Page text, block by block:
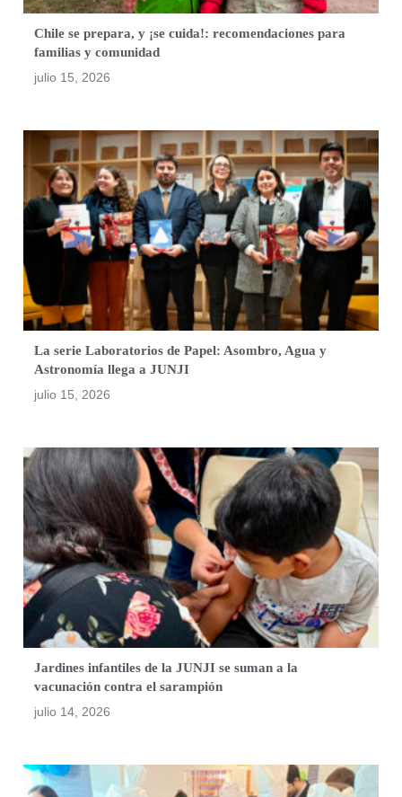
Chile se prepara, y ¡se cuida!: recomendaciones para
familias y comunidad
julio 15, 2026
La serie Laboratorios de Papel: Asombro, Agua y
Astronomía llega a JUNJI
julio 15, 2026
Jardines infantiles de la JUNJI se suman a la
vacunación contra el sarampión
julio 14, 2026